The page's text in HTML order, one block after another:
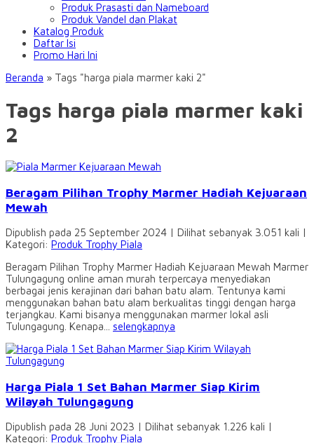
Produk Prasasti dan Nameboard
Produk Vandel dan Plakat
Katalog Produk
Daftar Isi
Promo Hari Ini
Beranda » Tags "harga piala marmer kaki 2"
Tags harga piala marmer kaki
2
Beragam Pilihan Trophy Marmer Hadiah Kejuaraan
Mewah
Dipublish pada 25 September 2024 | Dilihat sebanyak 3.051 kali |
Kategori: Produk Trophy Piala
Beragam Pilihan Trophy Marmer Hadiah Kejuaraan Mewah Marmer
Tulungagung online aman murah terpercaya menyediakan
berbagai jenis kerajinan dari bahan batu alam. Tentunya kami
menggunakan bahan batu alam berkualitas tinggi dengan harga
terjangkau. Kami bisanya menggunakan marmer lokal asli
Tulungagung. Kenapa... selengkapnya
Harga Piala 1 Set Bahan Marmer Siap Kirim
Wilayah Tulungagung
Dipublish pada 28 Juni 2023 | Dilihat sebanyak 1.226 kali |
Kategori: Produk Trophy Piala